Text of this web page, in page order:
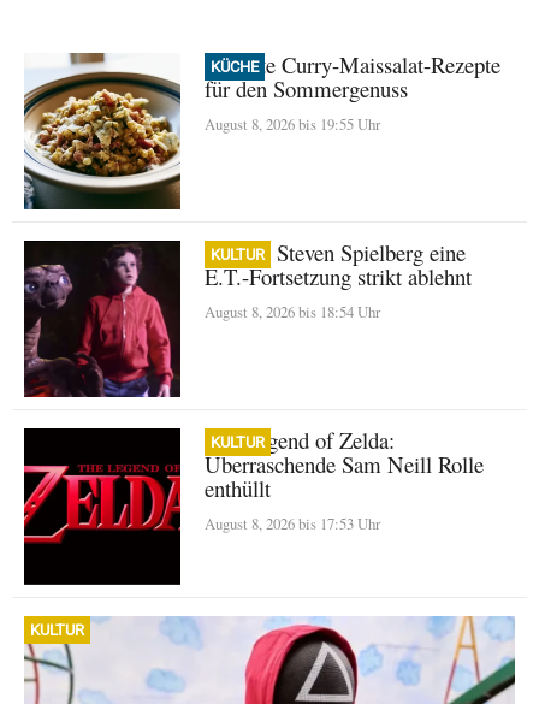
KÜCHE
Perfekte Curry-Maissalat-Rezepte
für den Sommergenuss
August 8, 2026 bis 19:55 Uhr
KULTUR
Warum Steven Spielberg eine
E.T.-Fortsetzung strikt ablehnt
August 8, 2026 bis 18:54 Uhr
KULTUR
The Legend of Zelda:
Überraschende Sam Neill Rolle
enthüllt
August 8, 2026 bis 17:53 Uhr
KULTUR